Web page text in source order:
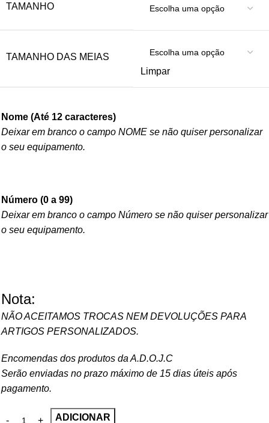
TAMANHO
TAMANHO DAS MEIAS
Limpar
Nome (Até 12 caracteres)
Deixar em branco o campo NOME se não quiser personalizar
o seu equipamento.
Número (0 a 99)
Deixar em branco o campo Número se não quiser personalizar
o seu equipamento.
Nota:
NÃO ACEITAMOS TROCAS NEM DEVOLUÇÕES PARA
ARTIGOS PERSONALIZADOS.
Encomendas dos produtos da A.D.O.J.C
Serão enviadas no prazo máximo de 15 dias úteis após
pagamento.
ADICIONAR